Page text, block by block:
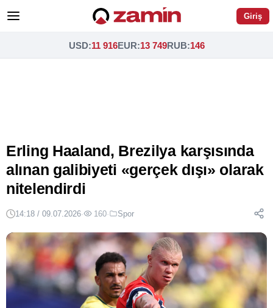
Giriş
USD:11 916EUR:13 749RUB:146
Erling Haaland, Brezilya karşısında
alınan galibiyeti «gerçek dışı» olarak
nitelendirdi
14:18 / 09.07.2026· 160· Spor